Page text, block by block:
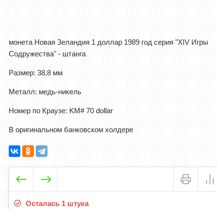
монета Новая Зеландия 1 доллар 1989 год серия "XIV Игры
Содружества" - штанга
Размер: 38,8 мм
Металл: медь-никель
Номер по Краузе: KM# 70 dollar
В оригинальном банковском холдере
Осталась 1 штука